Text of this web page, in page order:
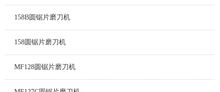
158B圆锯片磨刀机
158圆锯片磨刀机
MF128圆锯片磨刀机